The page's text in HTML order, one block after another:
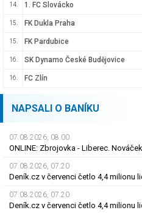
14. 1. FC Slovácko
15. FK Dukla Praha
15. FK Pardubice
16. SK Dynamo České Budějovice
16. FC Zlín
NAPSALI O BANÍKU
07.08.2026, 08.00
07.08.2026, 07.20
07.08.2026, 07.20